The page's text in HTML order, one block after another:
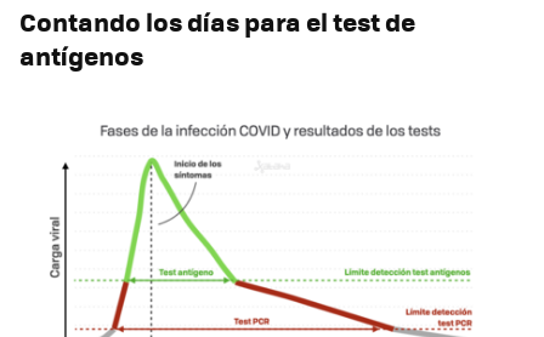
Contando los días para el test de
antígenos